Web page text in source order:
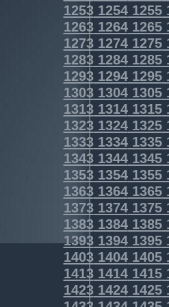
125312541255
126312641265
127312741275
128312841285
129312941295
130313041305
131313141315
132313241325
133313341335
134313441345
135313541355
136313641365
137313741375
138313841385
139313941395
140314041405
141314141415
142314241425